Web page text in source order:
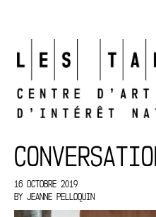
16 OCTOBRE 2019
BY JEANNE PELLOQUIN